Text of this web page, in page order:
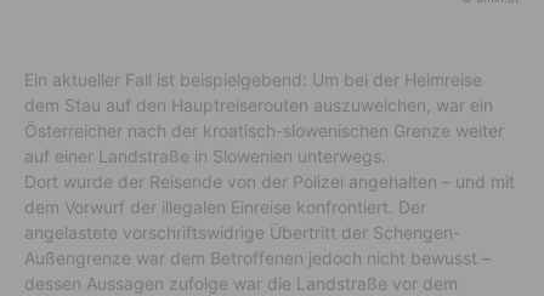
Ein aktueller Fall ist beispielgebend: Um bei der Heimreise
dem Stau auf den Hauptreiserouten auszuweichen, war ein
Österreicher nach der kroatisch-slowenischen Grenze weiter
auf einer Landstraße in Slowenien unterwegs.
Dort wurde der Reisende von der Polizei angehalten – und mit
dem Vorwurf der illegalen Einreise konfrontiert. Der
angelastete vorschriftswidrige Übertritt der Schengen-
Außengrenze war dem Betroffenen jedoch nicht bewusst –
dessen Aussagen zufolge war die Landstraße vor dem